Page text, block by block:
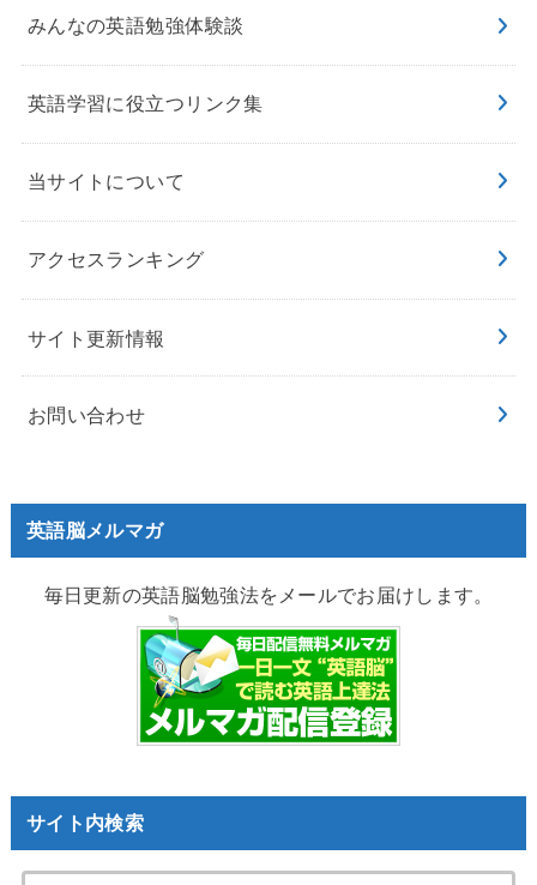
みんなの英語勉強体験談
英語学習に役立つリンク集
当サイトについて
アクセスランキング
サイト更新情報
お問い合わせ
英語脳メルマガ
毎日更新の英語脳勉強法をメールでお届けします。
サイト内検索